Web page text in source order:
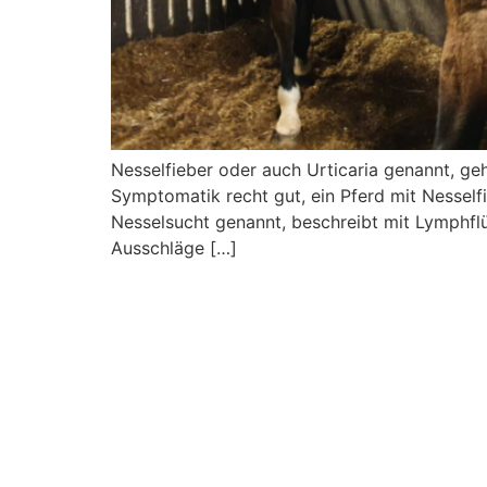
Nesselfieber oder auch Urticaria genannt,
Symptomatik recht gut, ein Pferd mit
Nesselsucht genannt, beschreibt mit
Ausschläge […]